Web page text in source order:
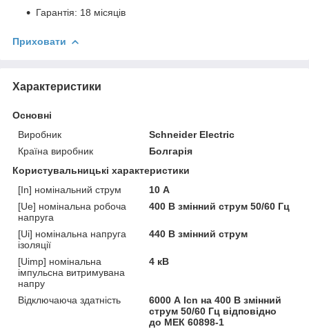
Гарантія: 18 місяців
Приховати
Характеристики
Основні
Виробник
Schneider Electric
Країна виробник
Болгарія
Користувальницькі характеристики
[In] номінальний струм
10 А
[Ue] номінальна робоча
напруга
400 В змінний струм 50/60 Гц
[Ui] номінальна напруга
ізоляції
440 В змінний струм
[Uimp] номінальна
імпульсна витримувана
напру
4 кВ
Відключаюча здатність
6000 А Icn на 400 В змінний
струм 50/60 Гц відповідно
до МЕК 60898-1